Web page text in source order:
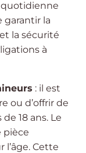
garantir la
la sécurité
à
: il est
ou d’offrir de
18 ans. Le
pièce
l’âge. Cette